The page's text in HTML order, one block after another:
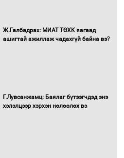
Нөөцийн махны худалдаа,
Монгол Улс “COP17”-д “Тал хээрийн
төлөвлөгөө”-гөө танилцуулна
Ж.Галбадрах: МИАТ ТӨХК яагаад
ашигтай ажиллаж чадахгүй байна вэ?
Г.Лувсанжамц: Баялаг бүтээгчдэд энэ
хэлэлцээр хэрхэн нөлөөлөх вэ